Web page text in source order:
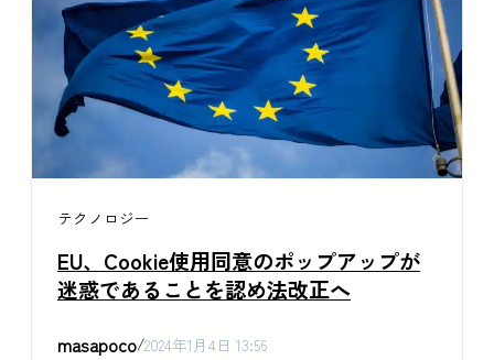
テクノロジー
EU、Cookie使用同意のポップアップが
迷惑であることを認め法改正へ
masapoco/2024年1月4日 13:56